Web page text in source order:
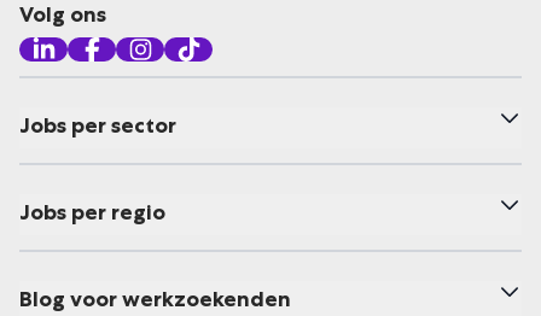
Volg ons
Jobs per sector
Jobs per regio
Blog voor werkzoekenden